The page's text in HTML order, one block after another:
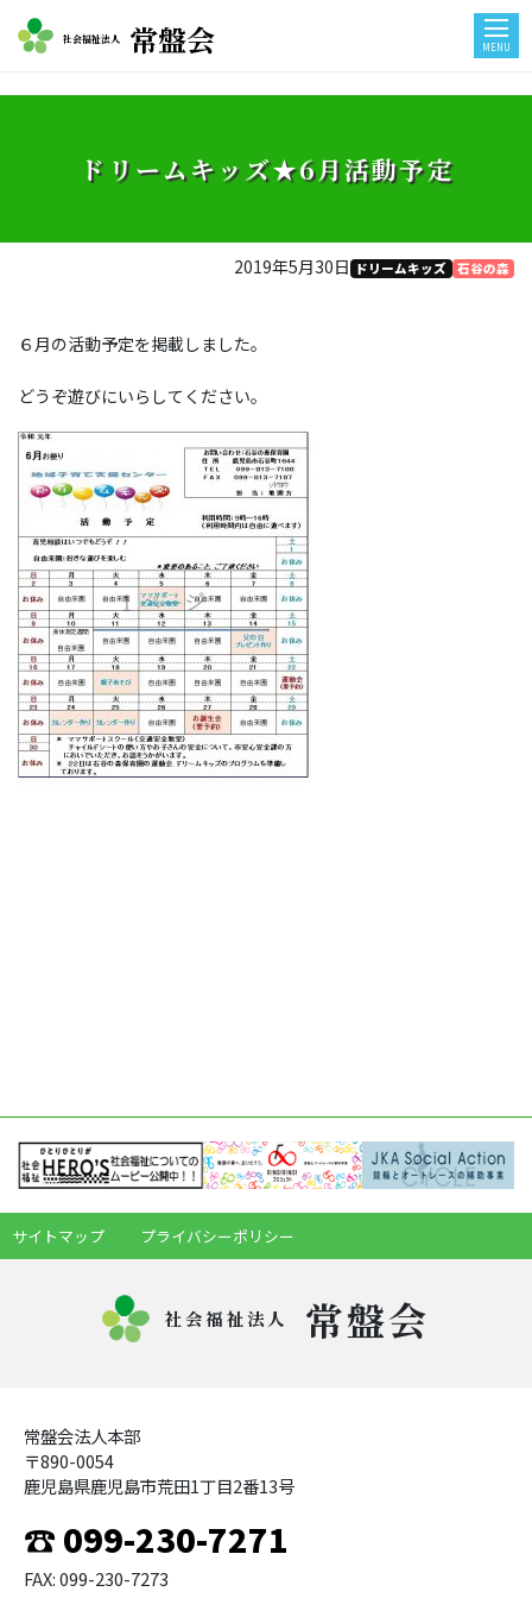
社会福祉法人 常盤会 MENU
ドリームキッズ★6月活動予定
2019年5月30日 ドリームキッズ 石谷の森
６月の活動予定を掲載しました。
どうぞ遊びにいらしてください。
サイトマップ プライバシーポリシー
社会福祉法人 常盤会
常盤会法人本部
〒890-0054
鹿児島県鹿児島市荒田1丁目2番13号
☎ 099-230-7271
FAX: 099-230-7273